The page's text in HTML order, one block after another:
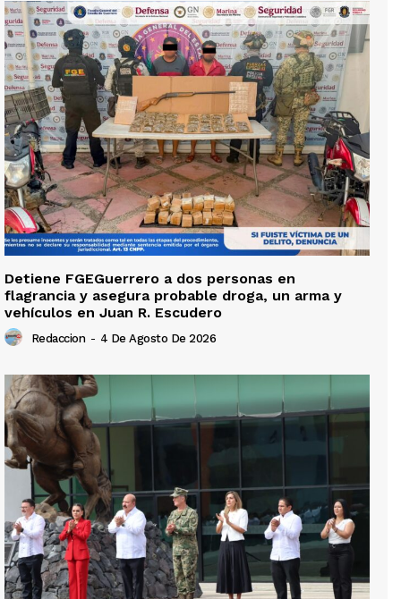
Detiene FGEGuerrero a dos personas en
flagrancia y asegura probable droga, un arma y
vehículos en Juan R. Escudero
Redaccion - 4 De Agosto De 2026